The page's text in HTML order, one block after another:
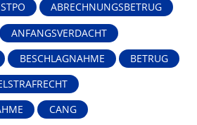
ABRECHNUNGSBETRUG
ANFANGSVERDACHT
BESCHLAGNAHME BETRUG
CANG